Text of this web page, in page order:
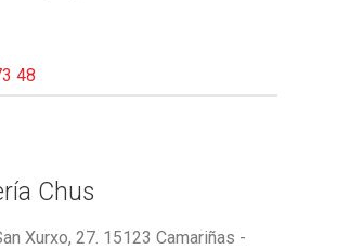
48
Chus
Xurxo, 27. 15123 Camariñas -